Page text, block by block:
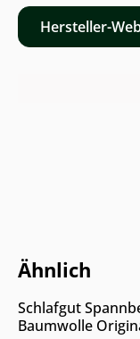
Hersteller-
Ähnlich
Nur Online
Schlafgut
Baumwolle